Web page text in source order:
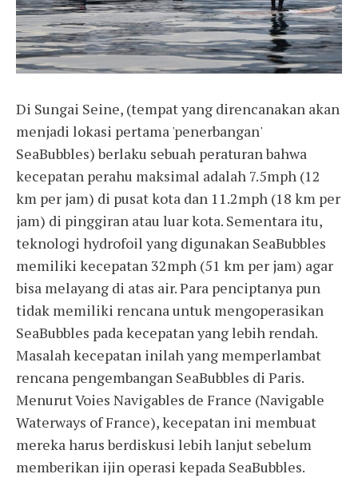
Di Sungai Seine, (tempat yang direncanakan akan
menjadi lokasi pertama 'penerbangan'
SeaBubbles) berlaku sebuah peraturan bahwa
kecepatan perahu maksimal adalah 7.5mph (12
km per jam) di pusat kota dan 11.2mph (18 km per
jam) di pinggiran atau luar kota. Sementara itu,
teknologi hydrofoil yang digunakan SeaBubbles
memiliki kecepatan 32mph (51 km per jam) agar
bisa melayang di atas air. Para penciptanya pun
tidak memiliki rencana untuk mengoperasikan
SeaBubbles pada kecepatan yang lebih rendah.
Masalah kecepatan inilah yang memperlambat
rencana pengembangan SeaBubbles di Paris.
Menurut Voies Navigables de France (Navigable
Waterways of France), kecepatan ini membuat
mereka harus berdiskusi lebih lanjut sebelum
memberikan ijin operasi kepada SeaBubbles.